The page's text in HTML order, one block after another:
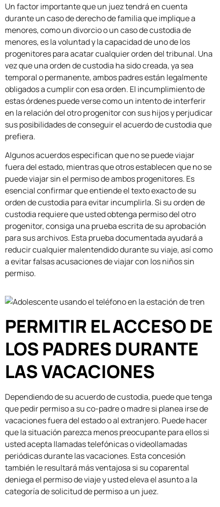
Un factor importante que un juez tendrá en cuenta
durante un caso de derecho de familia que implique a
menores, como un divorcio o un caso de custodia de
menores, es la voluntad y la capacidad de uno de los
progenitores para acatar cualquier orden del tribunal. Una
vez que una orden de custodia ha sido creada, ya sea
temporal o permanente, ambos padres están legalmente
obligados a cumplir con esa orden. El incumplimiento de
estas órdenes puede verse como un intento de interferir
en la relación del otro progenitor con sus hijos y perjudicar
sus posibilidades de conseguir el acuerdo de custodia que
prefiera.
Algunos acuerdos especifican que no se puede viajar
fuera del estado, mientras que otros establecen que no se
puede viajar sin el permiso de ambos progenitores. Es
esencial confirmar que entiende el texto exacto de su
orden de custodia para evitar incumplirla. Si su orden de
custodia requiere que usted obtenga permiso del otro
progenitor, consiga una prueba escrita de su aprobación
para sus archivos. Esta prueba documentada ayudará a
reducir cualquier malentendido durante su viaje, así como
a evitar falsas acusaciones de viajar con los niños sin
permiso.
PERMITIR EL ACCESO DE
LOS PADRES DURANTE
LAS VACACIONES
Dependiendo de su acuerdo de custodia, puede que tenga
que pedir permiso a su co-padre o madre si planea irse de
vacaciones fuera del estado o al extranjero. Puede hacer
que la situación parezca menos preocupante para ellos si
usted acepta llamadas telefónicas o videollamadas
periódicas durante las vacaciones. Esta concesión
también le resultará más ventajosa si su coparental
deniega el permiso de viaje y usted eleva el asunto a la
categoría de solicitud de permiso a un juez.